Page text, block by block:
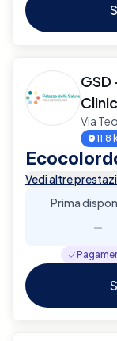
GSD
Clinic
Via
11.8
Vedi altre
Prima
-